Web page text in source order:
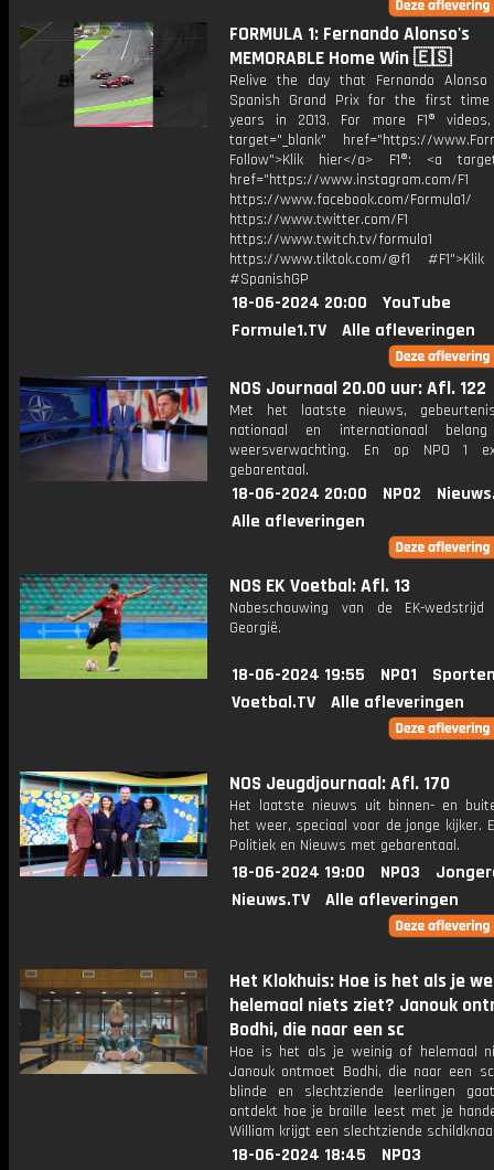
FORMULA 1: Fernando Alonso's
MEMORABLE Home Win 🇪🇸
Relive the day that Fernando
Spanish Grand Prix for the first time
years in 2013. For more F1®
target="_blank" href="https://
Follow">Klik hier</a> F1®: <a
href="https://www.instagram.com/F1
https://www.facebook.com/Formula1/
https://www.twitter.com/F1
https://www.twitch.tv/formula1
https://www.tiktok.com/@f1
#SpanishGP
18-06-2024 20:00
YouTube
Formule1.TV
Alle afleveringen
NOS Journaal 20.00 uur: Afl. 122
Met het laatste nieuws,
nationaal en internationaal
weersverwachting. En op NPO 1
gebarentaal.
18-06-2024 20:00 NPO2
Alle afleveringen
NOS EK Voetbal: Afl. 13
Nabeschouwing van de EK-
Georgië.
18-06-2024 19:55 NPO1
Voetbal.TV
Alle afleveringen
NOS Jeugdjournaal: Afl. 170
Het laatste nieuws uit binnen- en
het weer, speciaal voor de jonge kijker.
Politiek en Nieuws met gebarentaal.
18-06-2024 19:00 NPO3
Nieuws.TV
Alle afleveringen
Het Klokhuis: Hoe is het als je
helemaal niets ziet? Janouk
Bodhi, die naar een sc
Hoe is het als je weinig of helemaal
Janouk ontmoet Bodhi, die naar een
blinde en slechtziende leerlingen
ontdekt hoe je braille leest met je
William krijgt een slechtziende
18-06-2024 18:45
NPO3